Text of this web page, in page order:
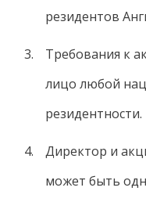
резидентов
Требования к
лицо любой
резидентности.
Директор и
может быть